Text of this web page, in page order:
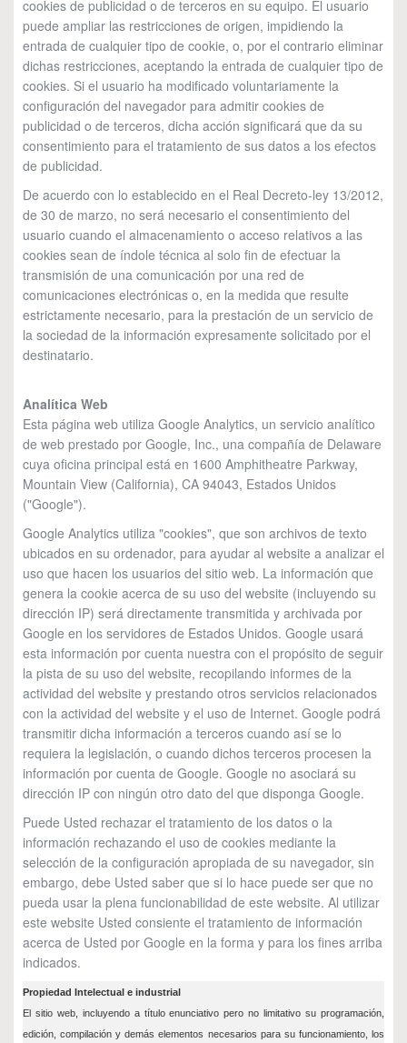
cookies de publicidad o de terceros en su equipo. El usuario
puede ampliar las restricciones de origen, impidiendo la
entrada de cualquier tipo de cookie, o, por el contrario eliminar
dichas restricciones, aceptando la entrada de cualquier tipo de
cookies. Si el usuario ha modificado voluntariamente la
configuración del navegador para admitir cookies de
publicidad o de terceros, dicha acción significará que da su
consentimiento para el tratamiento de sus datos a los efectos
de publicidad.
De acuerdo con lo establecido en el Real Decreto-ley 13/2012,
de 30 de marzo, no será necesario el consentimiento del
usuario cuando el almacenamiento o acceso relativos a las
cookies sean de índole técnica al solo fin de efectuar la
transmisión de una comunicación por una red de
comunicaciones electrónicas o, en la medida que resulte
estrictamente necesario, para la prestación de un servicio de
la sociedad de la información expresamente solicitado por el
destinatario.
Analítica Web
Esta página web utiliza Google Analytics, un servicio analítico
de web prestado por Google, Inc., una compañía de Delaware
cuya oficina principal está en 1600 Amphitheatre Parkway,
Mountain View (California), CA 94043, Estados Unidos
("Google").
Google Analytics utiliza "cookies", que son archivos de texto
ubicados en su ordenador, para ayudar al website a analizar el
uso que hacen los usuarios del sitio web. La información que
genera la cookie acerca de su uso del website (incluyendo su
dirección IP) será directamente transmitida y archivada por
Google en los servidores de Estados Unidos. Google usará
esta información por cuenta nuestra con el propósito de seguir
la pista de su uso del website, recopilando informes de la
actividad del website y prestando otros servicios relacionados
con la actividad del website y el uso de Internet. Google podrá
transmitir dicha información a terceros cuando así se lo
requiera la legislación, o cuando dichos terceros procesen la
información por cuenta de Google. Google no asociará su
dirección IP con ningún otro dato del que disponga Google.
Puede Usted rechazar el tratamiento de los datos o la
información rechazando el uso de cookies mediante la
selección de la configuración apropiada de su navegador, sin
embargo, debe Usted saber que si lo hace puede ser que no
pueda usar la plena funcionabilidad de este website. Al utilizar
este website Usted consiente el tratamiento de información
acerca de Usted por Google en la forma y para los fines arriba
indicados.
Propiedad Intelectual e industrial
El sitio web, incluyendo a título enunciativo pero no limitativo su programación,
edición, compilación y demás elementos necesarios para su funcionamiento, los